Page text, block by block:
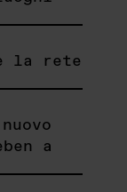
la rete
a